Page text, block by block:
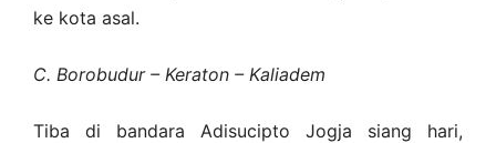
ke kota asal.
C. Borobudur – Keraton – Kaliadem
Tiba di bandara Adisucipto Jogja siang hari,